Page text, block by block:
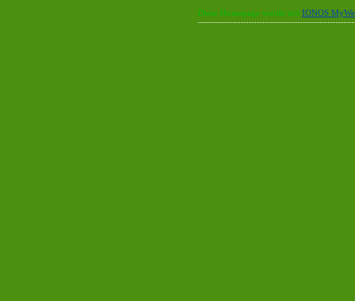
Diese Homepage wurde mit IONOS